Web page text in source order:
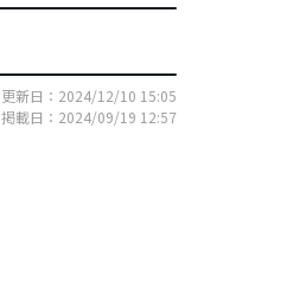
更新日：2024/12/10 15:05
掲載日：2024/09/19 12:57